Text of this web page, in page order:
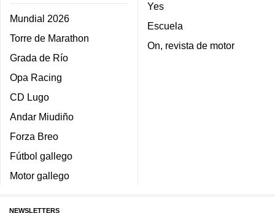
Mundial 2026
Torre de Marathon
Grada de Río
Opa Racing
CD Lugo
Andar Miudiño
Forza Breo
Fútbol gallego
Motor gallego
Yes
Escuela
On, revista de motor
NEWSLETTERS